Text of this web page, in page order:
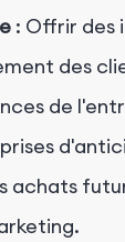
: Offrir des
des
de
achats